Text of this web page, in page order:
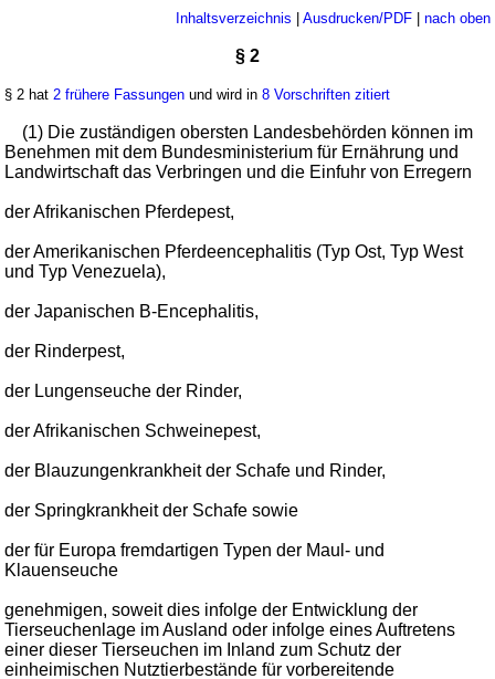
Inhaltsverzeichnis | Ausdrucken/PDF| nach oben
§ 2
§ 2 hat 2 frühere Fassungen und wird in8 Vorschriften zitiert
(1) Die zuständigen obersten Landesbehörden können im
Benehmen mit dem Bundesministerium für Ernährung und
Landwirtschaft das Verbringen und die Einfuhr von Erregern
der Afrikanischen Pferdepest,
der Amerikanischen Pferdeencephalitis (Typ Ost, Typ West
und Typ Venezuela),
der Japanischen B-Encephalitis,
der Rinderpest,
der Lungenseuche der Rinder,
der Afrikanischen Schweinepest,
der Blauzungenkrankheit der Schafe und Rinder,
der Springkrankheit der Schafe sowie
der für Europa fremdartigen Typen der Maul- und
Klauenseuche
genehmigen, soweit dies infolge der Entwicklung der
Tierseuchenlage im Ausland oder infolge eines Auftretens
einer dieser Tierseuchen im Inland zum Schutz der
einheimischen Nutztierbestände für vorbereitende